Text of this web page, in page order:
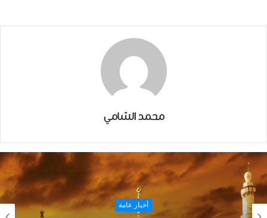
محمد الشامي
أخبار عامة